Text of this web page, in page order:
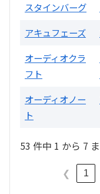
スタインバーグ
アキュフェーズ
オーディオクラ
フト
オーディオノー
ト
53 件中 1 から 7
❮ 1